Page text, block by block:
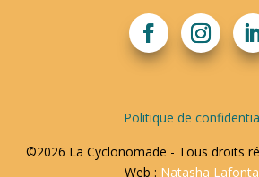
Politique de
©2026 La Cyclonomade - Tous droits
Web : Natasha